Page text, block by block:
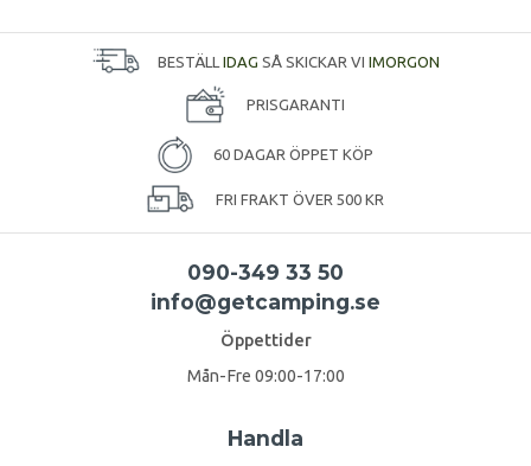
BESTÄLL IDAG SÅ SKICKAR VI IMORGON
PRISGARANTI
60 DAGAR ÖPPET KÖP
FRI FRAKT ÖVER 500 KR
090-349 33 50
info@getcamping.se
Öppettider
Mån-Fre 09:00-17:00
Handla